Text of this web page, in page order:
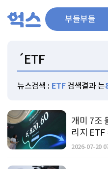
부들부들
뉴스검색 : ETF검색결과 는
개미 7조
리지 ETF
2026-07-20